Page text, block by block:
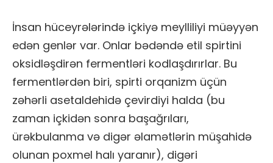
İnsan hüceyrələrində içkiyə meylliliyi müəyyən
edən genlər var. Onlar bədəndə etil spirtini
oksidləşdirən fermentləri kodlaşdırırlar. Bu
fermentlərdən biri, spirti orqanizm üçün
zəhərli asetaldehidə çevirdiyi halda (bu
zaman içkidən sonra başağrıları,
ürəkbulanma və digər əlamətlərin müşahidə
olunan poxmel halı yaranır), digəri